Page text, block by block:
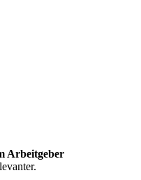
Arbeitgeber